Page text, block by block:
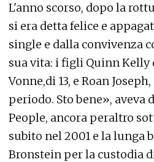
L'anno scorso, dopo la
si era detta felice e
single e dalla convivenza
sua vita: i figli Quinn Kelly
Vonne,di 13, e Roan
periodo. Sto bene», aveva
People, ancora peraltro
subito nel 2001 e la lunga
Bronstein per la custodia